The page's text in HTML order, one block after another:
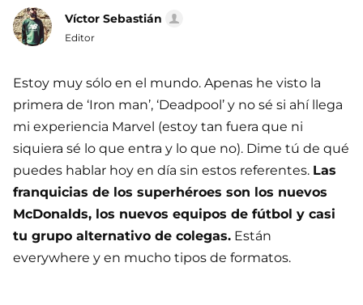
Víctor Sebastián
Editor
Estoy muy sólo en el mundo. Apenas he visto la
primera de ‘Iron man’, ‘Deadpool’ y no sé si ahí llega
mi experiencia Marvel (estoy tan fuera que ni
siquiera sé lo que entra y lo que no). Dime tú de qué
puedes hablar hoy en día sin estos referentes. Las
franquicias de los superhéroes son los nuevos
McDonalds, los nuevos equipos de fútbol y casi
tu grupo alternativo de colegas. Están
everywhere y en mucho tipos de formatos.